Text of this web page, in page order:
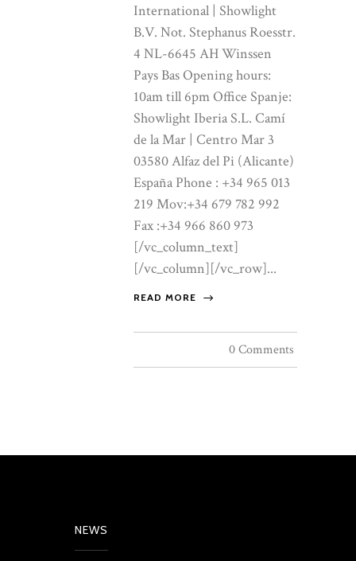
International | Showlight
B.V. Not. Stephanus Roesstr.
4 NL-6645 AH Winssen
Pays Bas Opening hours:
10am till 6pm Office Spanje:
Showlight Iberia S.L. Camí
de la Mar | Centro Mar 3
03580 Alfaz del Pi (Alicante)
España Phone : +34 965 013
219 Mov:+34 679 782 992
Fax :+34 966 860 973
[/vc_column_text]
[/vc_column][/vc_row]...
READ MORE
0 Comments
NEWS